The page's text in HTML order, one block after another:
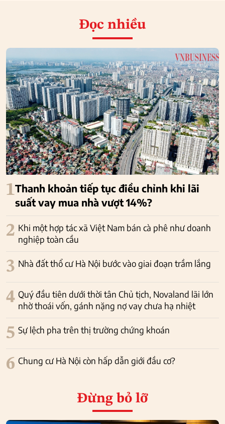
Đọc nhiều
1Thanh khoản tiếp tục điều chỉnh khi lãi
suất vay mua nhà vượt 14%?
2 Khi một hợp tác xã Việt Nam bán cà phê như doanh
nghiệp toàn cầu
3 Nhà đất thổ cư Hà Nội bước vào giai đoạn trầm lắng
4 Quý đầu tiên dưới thời tân Chủ tịch, Novaland lãi lớn
nhờ thoái vốn, gánh nặng nợ vay chưa hạ nhiệt
5 Sự lệch pha trên thị trường chứng khoán
6 Chung cư Hà Nội còn hấp dẫn giới đầu cơ?
Đừng bỏ lỡ